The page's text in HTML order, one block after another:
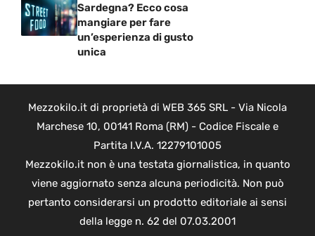
Sardegna? Ecco cosa
mangiare per fare
un’esperienza di gusto
unica
Mezzokilo.it di proprietà di WEB 365 SRL - Via Nicola
Marchese 10, 00141 Roma (RM) - Codice Fiscale e
Partita I.V.A. 12279101005
Mezzokilo.it non è una testata giornalistica, in quanto
viene aggiornato senza alcuna periodicità. Non può
pertanto considerarsi un prodotto editoriale ai sensi
della legge n. 62 del 07.03.2001